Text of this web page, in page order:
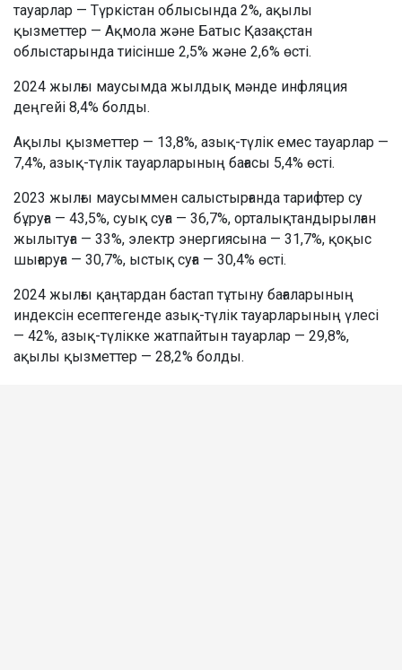
тауарлар — Түркістан облысында 2%, ақылы
қызметтер — Ақмола және Батыс Қазақстан
облыстарында тиісінше 2,5% және 2,6% өсті.
2024 жылғы маусымда жылдық мәнде инфляция
деңгейі 8,4% болды.
Ақылы қызметтер — 13,8%, азық-түлік емес тауарлар —
7,4%, азық-түлік тауарларының бағасы 5,4% өсті.
2023 жылғы маусыммен салыстырғанда тарифтер су
бұруға — 43,5%, суық суға — 36,7%, орталықтандырылған
жылытуға — 33%, электр энергиясына — 31,7%, қоқыс
шығаруға — 30,7%, ыстық суға — 30,4% өсті.
2024 жылғы қаңтардан бастап тұтыну бағаларының
индексін есептегенде азық-түлік тауарларының үлесі
— 42%, азық-түлікке жатпайтын тауарлар — 29,8%,
ақылы қызметтер — 28,2% болды.